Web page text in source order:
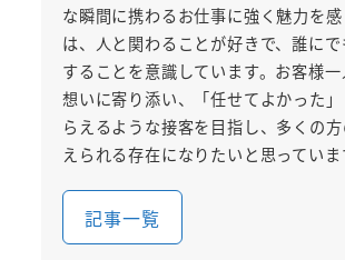
な瞬間に携わるお仕事に強く魅力を
は、人と関わることが好きで、誰に
することを意識しています。お客様
想いに寄り添い、「任せてよかった」
らえるような接客を目指し、多くの
えられる存在になりたいと思っていま
記事一覧